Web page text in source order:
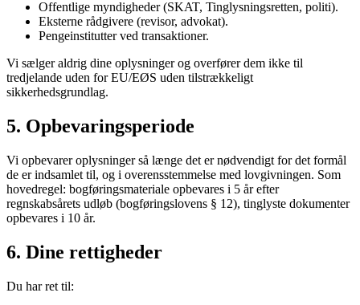
Offentlige myndigheder (SKAT, Tinglysningsretten, politi).
Eksterne rådgivere (revisor, advokat).
Pengeinstitutter ved transaktioner.
Vi sælger aldrig dine oplysninger og overfører dem ikke til
tredjelande uden for EU/EØS uden tilstrækkeligt
sikkerhedsgrundlag.
5. Opbevaringsperiode
Vi opbevarer oplysninger så længe det er nødvendigt for det formål
de er indsamlet til, og i overensstemmelse med lovgivningen. Som
hovedregel: bogføringsmateriale opbevares i 5 år efter
regnskabsårets udløb (bogføringslovens § 12), tinglyste dokumenter
opbevares i 10 år.
6. Dine rettigheder
Du har ret til: